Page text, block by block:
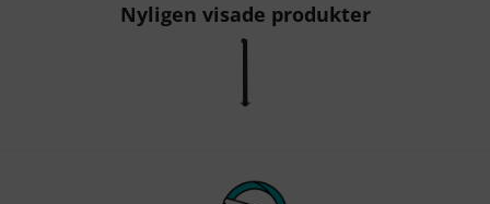
Nyligen visade produkter